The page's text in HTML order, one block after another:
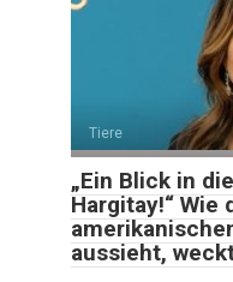
Tiere
„Ein Blick in
Hargitay!“ Wie
aussieht,